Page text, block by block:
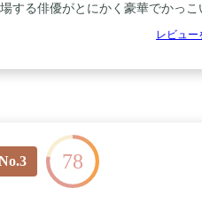
する俳優がとにかく豪華でかっこ
レビュー
78